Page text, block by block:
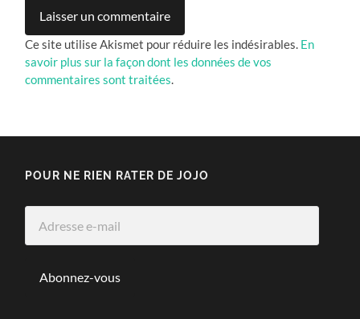
Ce site utilise Akismet pour réduire les indésirables. En
savoir plus sur la façon dont les données de vos
commentaires sont traitées.
POUR NE RIEN RATER DE JOJO
Abonnez-vous